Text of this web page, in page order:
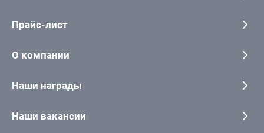
Прайс-лист
О компании
Наши награды
Наши вакансии